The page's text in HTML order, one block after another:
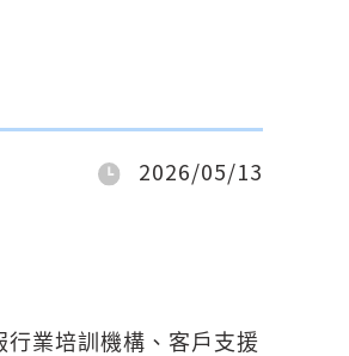
2026/05/13
行業培訓機構、客戶支援